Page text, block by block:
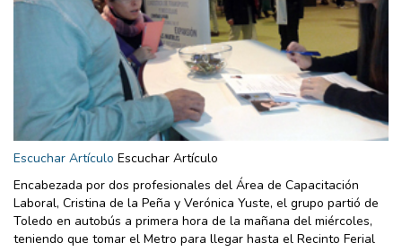
Escuchar Artículo Escuchar Artículo
Encabezada por dos profesionales del Área de Capacitación
Laboral, Cristina de la Peña y Verónica Yuste, el grupo partió de
Toledo en autobús a primera hora de la mañana del miércoles,
teniendo que tomar el Metro para llegar hasta el Recinto Ferial